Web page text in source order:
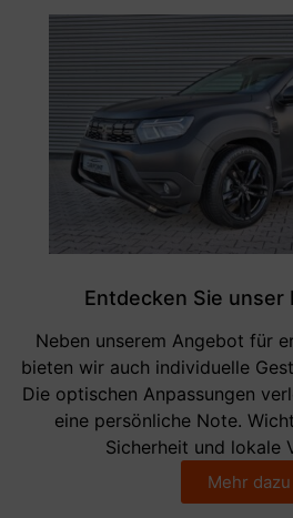
Entdecken Sie unser
Neben unserem Angebot für
bieten wir auch individuelle
Die optischen Anpassungen
eine persönliche Note.
Sicherheit und lokale
Mehr dazu